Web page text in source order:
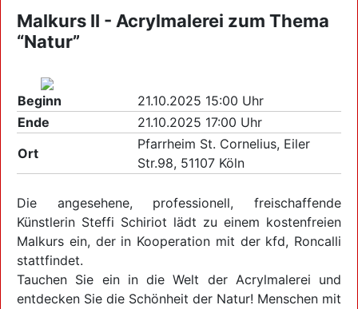
Malkurs II - Acrylmalerei zum Thema
“Natur”
Beginn
21.10.2025 15:00 Uhr
Ende
21.10.2025 17:00 Uhr
Ort
Pfarrheim St. Cornelius, Eiler
Str.98, 51107 Köln
Die angesehene, professionell, freischaffende
Künstlerin Steffi Schiriot lädt zu einem kostenfreien
Malkurs ein, der in Kooperation mit der kfd, Roncalli
stattfindet.
Tauchen Sie ein in die Welt der Acrylmalerei und
entdecken Sie die Schönheit der Natur! Menschen mit